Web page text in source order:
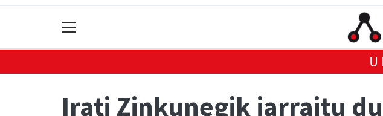
Irati Zinkunegik jarraitu